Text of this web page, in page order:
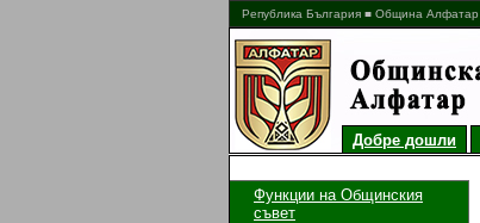
Република България ■ Община Алфатар
Добре дошли
Функции на Общинския
съвет